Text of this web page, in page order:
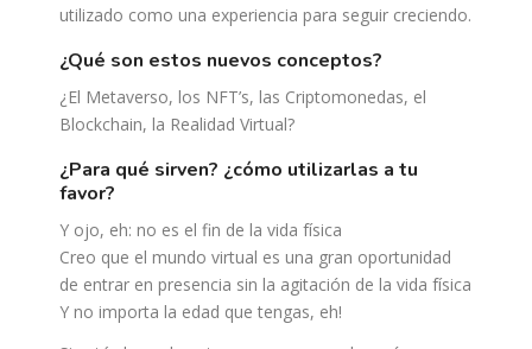
utilizado como una experiencia para seguir creciendo.
¿qué son estos nuevos conceptos?
¿El Metaverso, los NFT’s, las Criptomonedas, el
Blockchain, la Realidad Virtual?
¿para qué sirven? ¿cómo utilizarlas a tu
favor?
Y ojo, eh: no es el fin de la vida física
Creo que el mundo virtual es una gran oportunidad
de entrar en presencia sin la agitación de la vida física
Y no importa la edad que tengas, eh!